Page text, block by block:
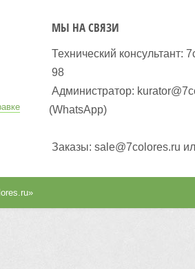
МЫ НА СВЯЗИ
Технический консультант:
98
Администратор:
(WhatsApp)
Заказы: sale@7colores.ru